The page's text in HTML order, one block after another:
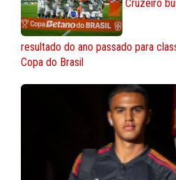
Cruzeiro
resultado do ano passado para
Copa do Brasil